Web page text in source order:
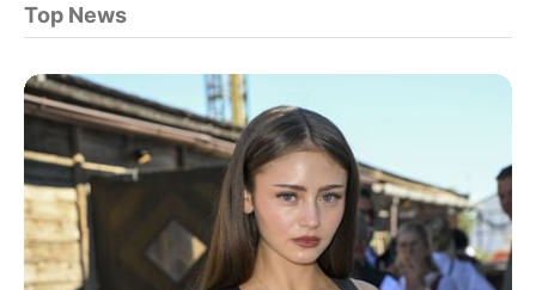
Top News